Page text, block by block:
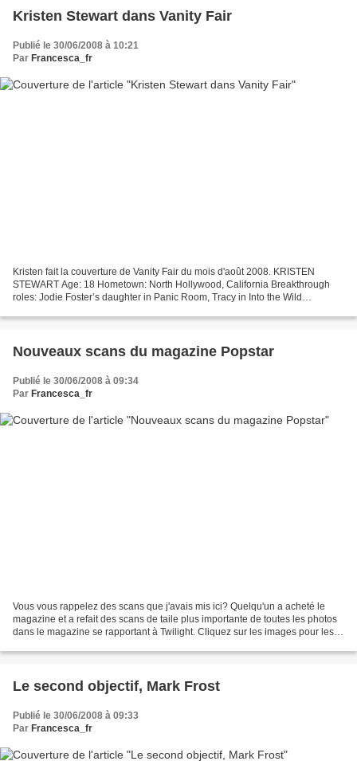
Kristen Stewart dans Vanity Fair
Publié le 30/06/2008 à 10:21
Par Francesca_fr
Kristen fait la couverture de Vanity Fair du mois d'août 2008. KRISTEN
STEWART Age: 18 Hometown: North Hollywood, California Breakthrough
roles: Jodie Foster’s daughter in Panic Room, Tracy in Into the Wild
Nouveaux scans du magazine Popstar
Publié le 30/06/2008 à 09:34
Par Francesca_fr
Vous vous rappelez des scans que j'avais mis ici? Quelqu'un a acheté le
magazine et a refait des scans de taile plus importante de toutes les photos
dans le magazine se rapportant à Twilight. Cliquez sur les images pour les
Le second objectif, Mark Frost
Publié le 30/06/2008 à 09:33
Par Francesca_fr